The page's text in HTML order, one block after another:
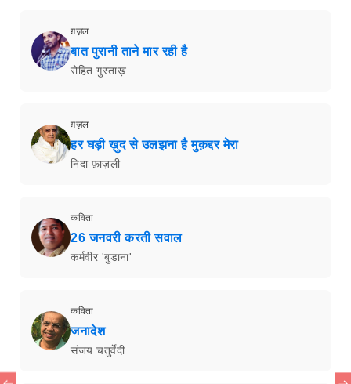
ग़ज़ल
बात पुरानी ताने मार रही है
रोहित गुस्ताख़
ग़ज़ल
हर घड़ी ख़ुद से उलझना है मुक़द्दर मेरा
निदा फ़ाज़ली
कविता
26 जनवरी करती सवाल
कर्मवीर 'बुडाना'
कविता
जनादेश
संजय चतुर्वेदी